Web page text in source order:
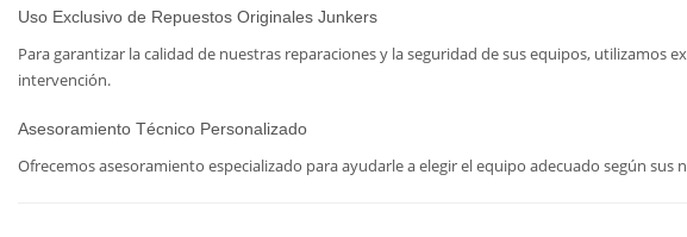
Uso Exclusivo de Repuestos Originales Junkers
Para garantizar la calidad de nuestras reparaciones y la seguridad de sus equipos,
intervención.
Asesoramiento Técnico Personalizado
Ofrecemos asesoramiento especializado para ayudarle a elegir el equipo adecuado según